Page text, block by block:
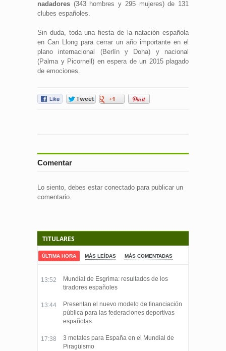
nadadores (343 hombres y 295 mujeres) de 131
clubes españoles.
Sin duda, toda una fiesta de la natación española
en Can Llong para cerrar un año importante en el
plano internacional (Berlín y Doha) y nacional
(Palma y Picornell) en espera de un 2015 plagado
de emociones.
Comentar
Lo siento, debes estar conectado para publicar un
comentario.
TITULARES
ÚLTIMA HORA MÁS LEÍDAS MÁS COMENTADAS
13:52
Mundial de Esgrima: resultados de los
tiradores españoles
13:44
Presentan el nuevo modelo de financiación
pública para las federaciones deportivas
españolas
17:38
3 metales para España en el Mundial de
Piragüismo